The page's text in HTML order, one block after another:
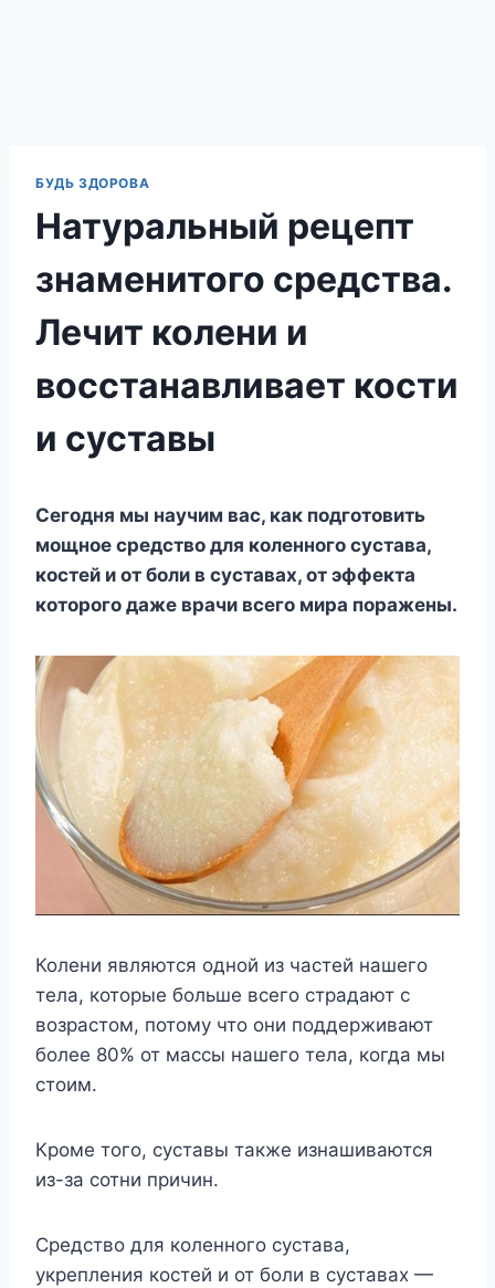
БУДЬ ЗДОРОВА
Натуральный рецепт
знаменитого средства.
Лечит колени и
восстанавливает кости
и суставы
Сегодня мы научим вас, как подготовить
мощное средство для коленного сустава,
костей и от боли в суставах, от эффекта
которого даже врачи всего мира поражены.
Колени являются одной из частей нашего
тела, которые больше всего страдают с
возрастом, потому что они поддерживают
более 80% от массы нашего тела, когда мы
стоим.
Кроме того, суставы также изнашиваются
из-за сотни причин.
Средство для коленного сустава,
укрепления костей и от боли в суставах —